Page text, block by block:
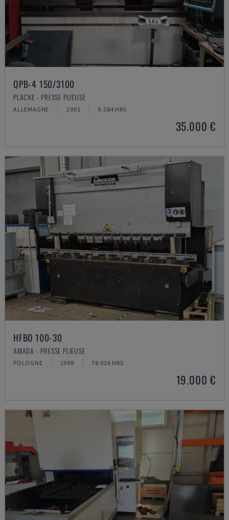
QPB-4 150/3100
PLACKE - PRESSE PLIEUSE
ALLEMAGNE 2001 9.584 HRS
35.000 €
HFBO 100-30
AMADA - PRESSE PLIEUSE
POLOGNE 1998 78.026 HRS
19.000 €